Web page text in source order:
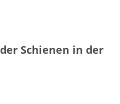
Schienen in der